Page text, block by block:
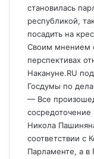
становилась
республикой,
посадить на
Своим мнением
перспективах
Накануне.RU
Госдумы по
— Все
Никола
соответствии с
Парламенте, а в